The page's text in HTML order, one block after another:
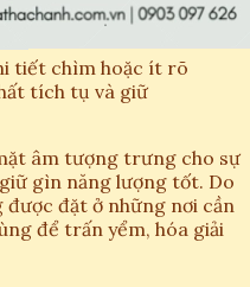
tiết chìm hoặc ít rõ
tích tụ và giữ
âm tượng trưng cho sự
gìn năng lượng tốt. Do
đặt ở những nơi cần
để trấn yểm, hóa giải